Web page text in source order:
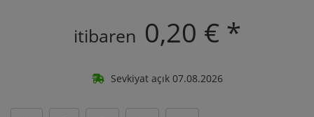
itibaren 0,20 € *
Sevkiyat açık 07.08.2026